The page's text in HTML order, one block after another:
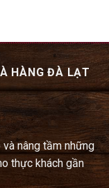
HÀNG ĐÀ LẠT
nâng tầm những
thực khách gần